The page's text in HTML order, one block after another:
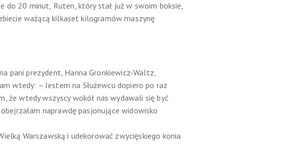
do 20 minut, Ruten, który stał już w swoim boksie,
ważącą kilkaset kilogramów maszynę
pani prezydent, Hanna Gronkiewicz-Waltz,
wtedy: – Jestem na Służewcu dopiero po raz
że wtedy wszyscy wokół nas wydawali się być
naprawdę pasjonujące widowisko
Warszawską i udekorować zwycięskiego konia